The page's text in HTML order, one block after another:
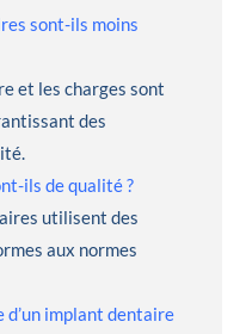
sont-ils moins
et les charges sont
des
ils de qualité ?
utilisent des
aux normes
d’un implant dentaire